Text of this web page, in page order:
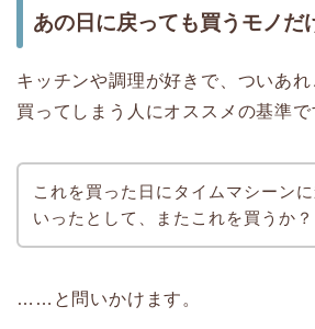
あの日に戻っても買うモノだ
キッチンや調理が好きで、ついあ
買ってしまう人にオススメの基準で
これを買った日にタイムマシーン
いったとして、またこれを買うか？
……と問いかけます。